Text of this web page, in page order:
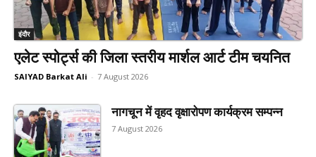
इंदौर
एलेट स्पोर्ट्स की जिला स्तरीय मार्शल आर्ट टीम चयनित
SAIYAD Barkat Ali - 7 August 2026
नागचून में वृहद वृक्षारोपण कार्यक्रम सम्पन्न
7 August 2026